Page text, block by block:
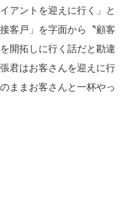
アントを迎えに行く」と
客戸」を字面から〝顧客
開拓しに行く話だと勘違
君はお客さんを迎えに行
ままお客さんと一杯やっ